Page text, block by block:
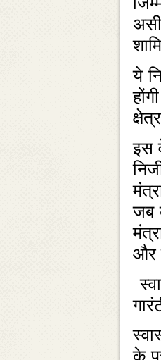
ये
इस
जब
और
के